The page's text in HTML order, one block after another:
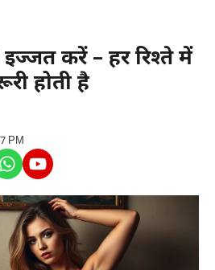
करें – हर रिश्ते में
होती है
PM